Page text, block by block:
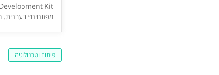
מפתחים״ בעברית.
אפליקציות ותוכנות
מסוימת. לדוגמה,
פיתוח וטכנולוגיה